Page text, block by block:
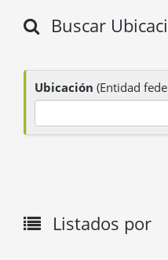
Buscar
Ubicación (Entidad
Listados por